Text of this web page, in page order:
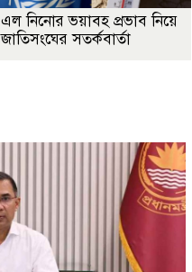
এল নিনোর ভয়াবহ প্রভাব নিয়ে
জাতিসংঘের সতর্কবার্তা